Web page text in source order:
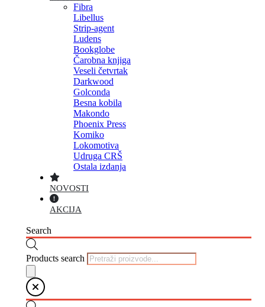
Fibra
Libellus
Strip-agent
Ludens
Bookglobe
Čarobna knjiga
Veseli četvrtak
Darkwood
Golconda
Besna kobila
Makondo
Phoenix Press
Komiko
Lokomotiva
Udruga CRŠ
Ostala izdanja
NOVOSTI
AKCIJA
Search
Products search